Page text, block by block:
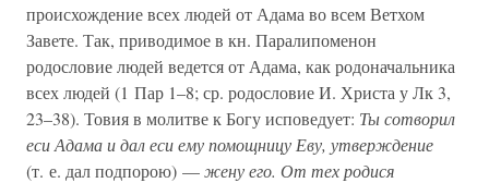
происхождение всех людей от Адама во всем Ветхом
Завете. Так, приводимое в кн. Паралипоменон
родословие людей ведется от Адама, как родоначальника
всех людей (1 Пар 1–8; ср. родословие И. Христа у Лк 3,
23–38). Товия в молитве к Богу исповедует: Ты сотворил
еси Адама и дал еси ему помощницу Еву, утверждение
(т. е. дал подпорою) —жену его. От тех родися